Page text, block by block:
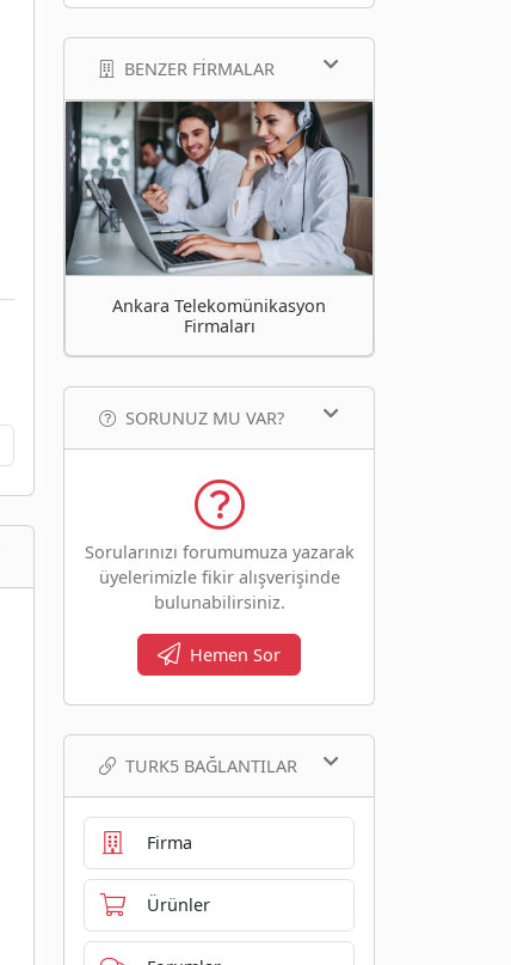
BENZER FIRMALAR
Ankara Telekomünikasyon
Firmaları
SORUNUZ MU VAR?
Sorularınızı forumumuza yazarak
üyelerimizle fikir alışverişinde
bulunabilirsiniz.
Hemen Sor
TURK5 BAĞLANTILAR
Firma
Ürünler